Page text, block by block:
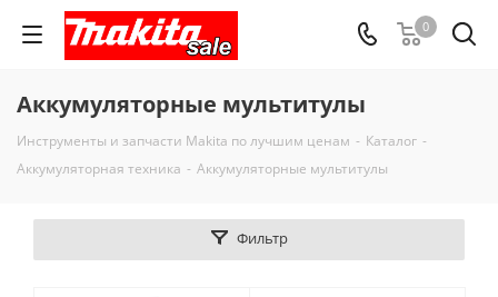
0
Аккумуляторные мультитулы
Инструменты и запчасти Makita по лучшим ценам - Каталог -
Аккумуляторная техника - Аккумуляторные мультитулы
Фильтр